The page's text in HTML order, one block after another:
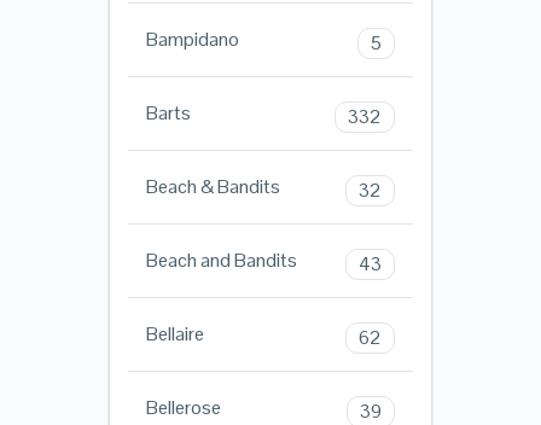
Bampidano 5
Barts 332
Beach & Bandits 32
Beach and Bandits 43
Bellaire 62
Bellerose 39